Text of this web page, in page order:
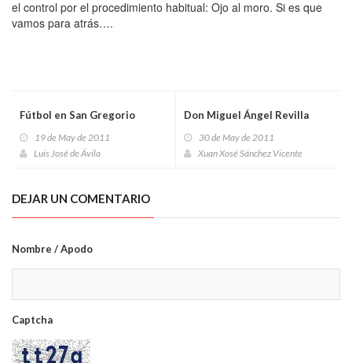
el control por el procedimiento habitual: Ojo al moro. Si es que
vamos para atrás….
Fútbol en San Gregorio
19 de May de 2011
Luis José de Ávila
Don Miguel Ángel Revilla
30 de May de 2011
Xuan Xosé Sánchez Vicente
DEJAR UN COMENTARIO
Nombre / Apodo
Captcha